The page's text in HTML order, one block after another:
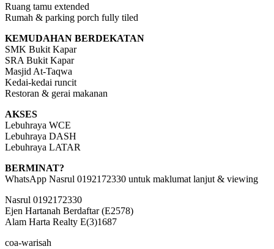
Ruang tamu extended
Rumah & parking porch fully tiled
KEMUDAHAN BERDEKATAN
SMK Bukit Kapar
SRA Bukit Kapar
Masjid At-Taqwa
Kedai-kedai runcit
Restoran & gerai makanan
AKSES
Lebuhraya WCE
Lebuhraya DASH
Lebuhraya LATAR
BERMINAT?
WhatsApp Nasrul 0192172330 untuk maklumat lanjut & viewing
Nasrul 0192172330
Ejen Hartanah Berdaftar (E2578)
Alam Harta Realty E(3)1687
coa-warisah